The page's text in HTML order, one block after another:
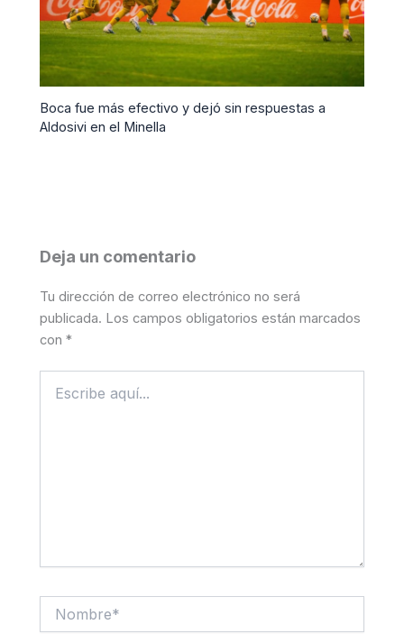
Boca fue más efectivo y dejó sin respuestas a
Aldosivi en el Minella
Deja un comentario
Tu dirección de correo electrónico no será
publicada. Los campos obligatorios están marcados
con*
aquí...